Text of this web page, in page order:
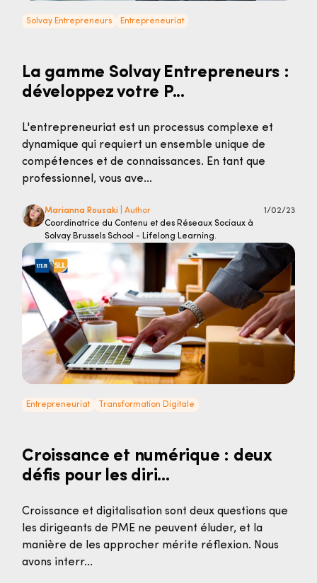
Solvay Entrepreneurs Entrepreneuriat
La gamme Solvay Entrepreneurs :
développez votre P...
L'entrepreneuriat est un processus complexe et
dynamique qui requiert un ensemble unique de
compétences et de connaissances. En tant que
professionnel, vous ave...
Marianna Rousaki
| Author
Coordinatrice du Contenu et des Réseaux Sociaux à
Solvay Brussels School - Lifelong Learning.
1/02/23
Entrepreneuriat Transformation Digitale
Croissance et numérique : deux
défis pour les diri...
Croissance et digitalisation sont deux questions que
les dirigeants de PME ne peuvent éluder, et la
manière de les approcher mérite réflexion. Nous
avons interr...